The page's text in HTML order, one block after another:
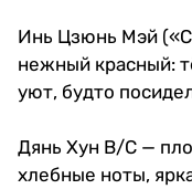
Инь Цзюнь Мэй
нежный красный:
уют, будто
Дянь Хун В/С —
хлебные ноты,